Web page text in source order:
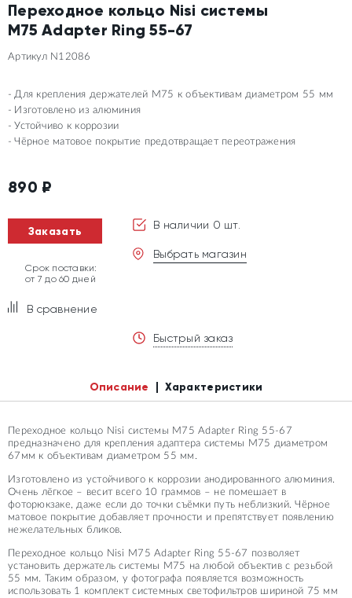
Переходное кольцо Nisi системы
M75 Adapter Ring 55-67
Артикул N12086
Для крепления держателей M75 к объективам диаметром 55 мм
Изготовлено из алюминия
Устойчиво к коррозии
Чёрное матовое покрытие предотвращает переотражения
890 ₽
Заказать
Срок поставки:
от 7 до 60 дней
В сравнение
В наличии 0 шт.
Выбрать магазин
Быстрый заказ
Описание Характеристики
Переходное кольцо Nisi системы M75 Adapter Ring 55-67
предназначено для крепления адаптера системы M75 диаметром
67мм к объективам диаметром 55 мм.
Изготовлено из устойчивого к коррозии анодированного алюминия.
Очень лёгкое – весит всего 10 граммов – не помешает в
фоторюкзаке, даже если до точки съёмки путь неблизкий. Чёрное
матовое покрытие добавляет прочности и препятствует появлению
нежелательных бликов.
Переходное кольцо Nisi M75 Adapter Ring 55-67 позволяет
установить держатель системы M75 на любой объектив с резьбой
55 мм. Таким образом, у фотографа появляется возможность
использовать 1 комплект системных светофильтров шириной 75 мм